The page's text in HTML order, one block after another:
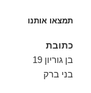
תמצאו אותנו
כתובת
בן גוריון 19
בני ברק